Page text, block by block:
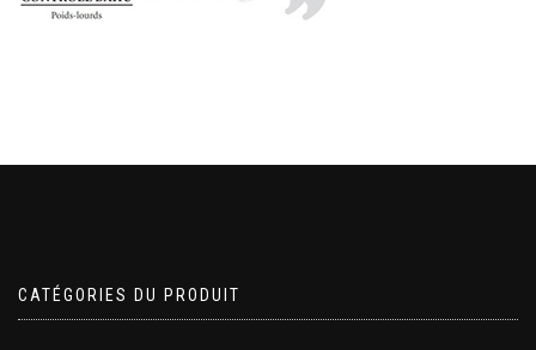
CATÉGORIES DU PRODUIT